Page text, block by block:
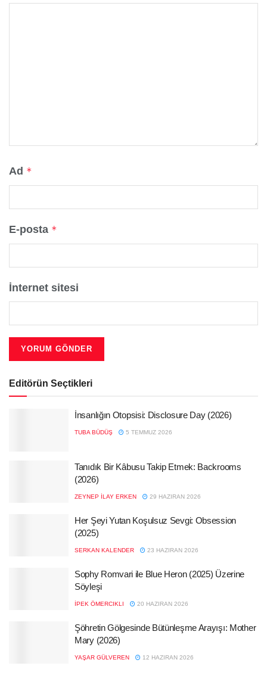
Ad *
E-posta *
İnternet sitesi
Editörün Seçtikleri
İnsanlığın Otopsisi: Disclosure Day (2026)
TUBA BÜDÜŞ 5 TEMMUZ 2026
Tanıdık Bir Kâbusu Takip Etmek: Backrooms
(2026)
ZEYNEP İLAY ERKEN 29 HAZIRAN 2026
Her Şeyi Yutan Koşulsuz Sevgi: Obsession
(2025)
SERKAN KALENDER 23 HAZIRAN 2026
Sophy Romvari ile Blue Heron (2025) Üzerine
Söyleşi
İPEK ÖMERCIKLI 20 HAZIRAN 2026
Şöhretin Gölgesinde Bütünleşme Arayışı: Mother
Mary (2026)
YAŞAR GÜLVEREN 12 HAZIRAN 2026